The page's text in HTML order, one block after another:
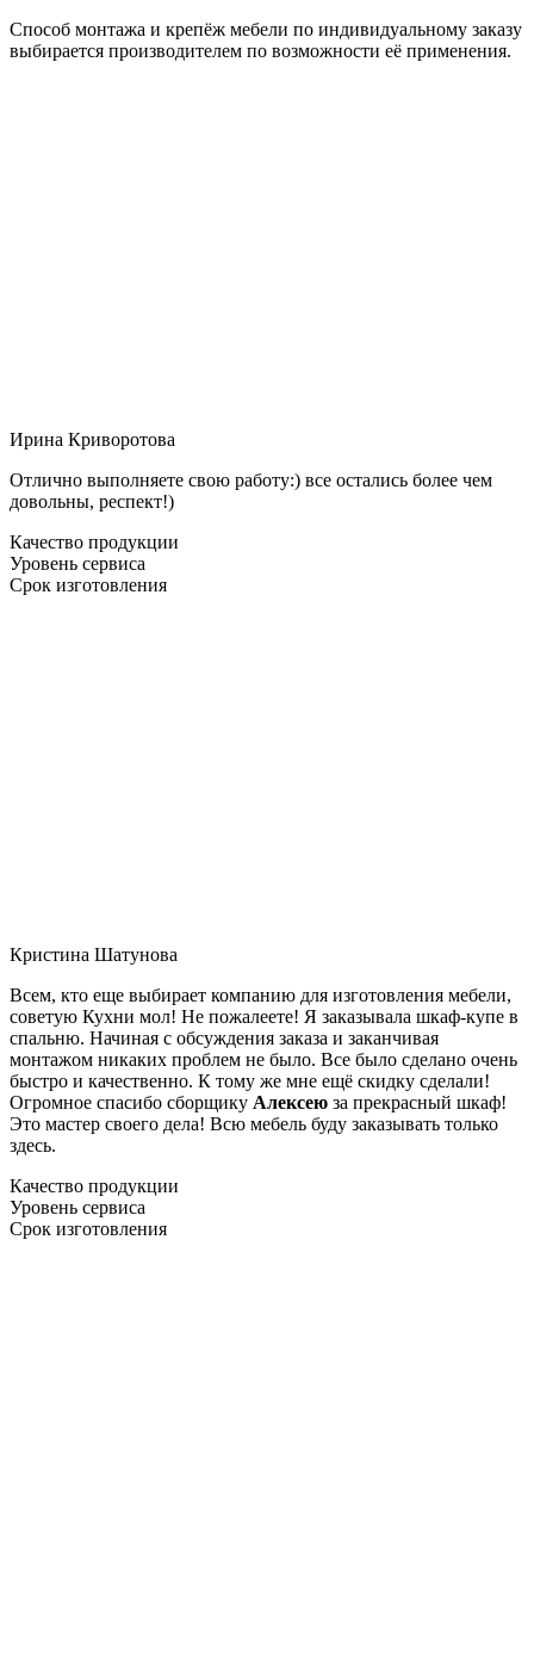
Способ монтажа и крепёж мебели по индивидуальному заказу
выбирается производителем по возможности её применения.
Ирина Криворотова
Отлично выполняете свою работу:) все остались более чем
довольны, респект!)
Качество продукции
Уровень сервиса
Срок изготовления
Кристина Шатунова
Всем, кто еще выбирает компанию для изготовления мебели,
советую Кухни мол! Не пожалеете! Я заказывала шкаф-купе в
спальню. Начиная с обсуждения заказа и заканчивая
монтажом никаких проблем не было. Все было сделано очень
быстро и качественно. К тому же мне ещё скидку сделали!
Огромное спасибо сборщику Алексею за прекрасный шкаф!
Это мастер своего дела! Всю мебель буду заказывать только
здесь.
Качество продукции
Уровень сервиса
Срок изготовления